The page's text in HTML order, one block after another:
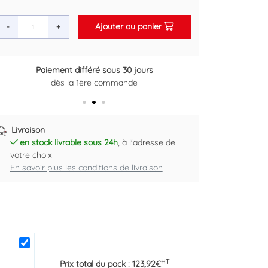
- + Ajouter au panier
Retour gratuit sous 14 jours
Plus d'informations ici
Livraison
en stock livrable sous 24h, à l'adresse de
votre choix
En savoir plus les conditions de livraison
Prix total du pack : 123,92€HT